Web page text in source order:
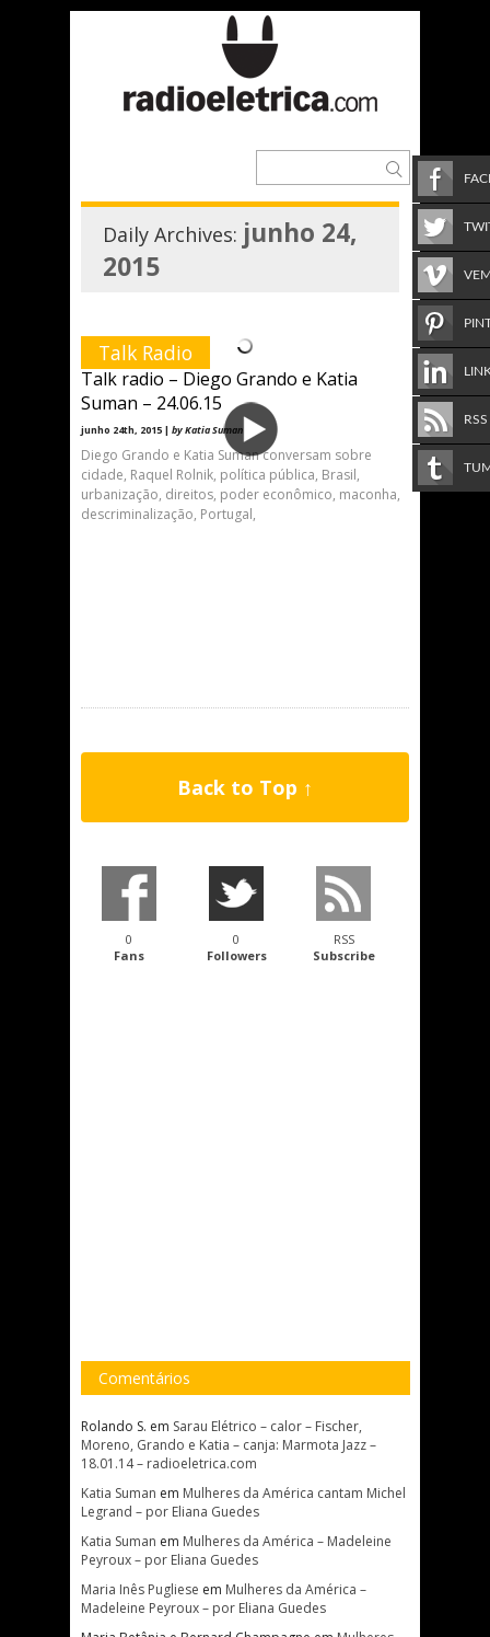
Daily Archives: junho 24,
2015
Talk Radio
Talk radio – Diego Grando e Katia
Suman – 24.06.15
junho 24th, 2015 | by Katia Suman
Diego Grando e Katia Suman conversam sobre
cidade, Raquel Rolnik, política pública, Brasil,
urbanização, direitos, poder econômico, maconha,
descriminalização, Portugal,
Back to Top ↑
0
Fans
0
Followers
RSS
Subscribe
Comentários
Rolando S. em Sarau Elétrico – calor – Fischer,
Moreno, Grando e Katia – canja: Marmota Jazz –
18.01.14 – radioeletrica.com
Katia Suman em Mulheres da América cantam Michel
Legrand – por Eliana Guedes
Katia Suman em Mulheres da América – Madeleine
Peyroux – por Eliana Guedes
Maria Inês Pugliese em Mulheres da América –
Madeleine Peyroux – por Eliana Guedes
RSS